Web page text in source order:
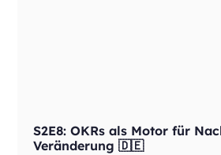
S2E8: OKRs als Motor für
Veränderung 🇩🇪